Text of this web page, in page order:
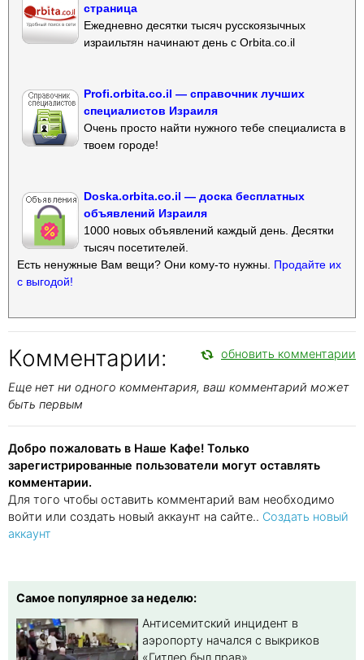
страница
Ежедневно десятки тысяч русскоязычных
израильтян начинают день с Orbita.co.il
Profi.orbita.co.il — справочник лучших
специалистов Израиля
Очень просто найти нужного тебе специалиста в
твоем городе!
Doska.orbita.co.il — доска бесплатных
объявлений Израиля
1000 новых объявлений каждый день. Десятки
тысяч посетителей.
Есть ненужные Вам вещи? Они кому-то нужны. Продайте их
с выгодой!
Комментарии: обновить комментарии
Еще нет ни одного комментария, ваш комментарий может
быть первым
Добро пожаловать в Наше Кафе! Только
зарегистрированные пользователи могут оставлять
комментарии.
Для того чтобы оставить комментарий вам необходимо
войти или создать новый аккаунт на сайте.. Создать новый
аккаунт
Самое популярное за неделю:
Антисемитский инцидент в
аэропорту начался с выкриков
«Гитлер был прав»